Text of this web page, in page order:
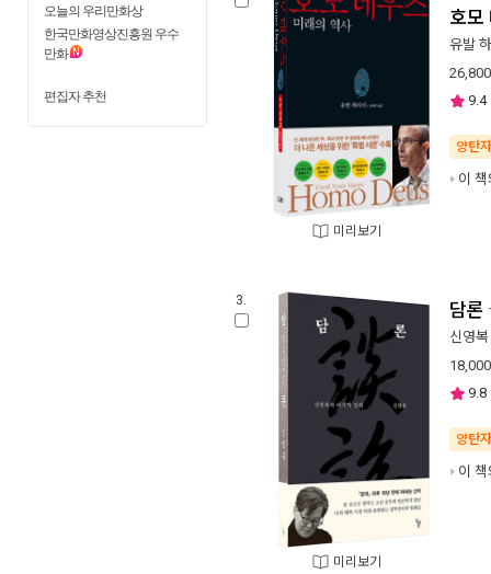
오늘의 우리만화상
한국만화영상진흥원 우수
만화
편집자 추천
미리보기
호모
유발
26,800
9.4
양탄
이
3.
미리보기
담론
신영복
18,000
9.8
양탄
이